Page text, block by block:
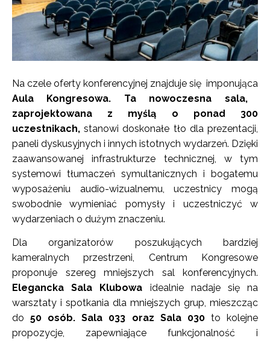
Na czele oferty konferencyjnej znajduje się imponująca
Aula Kongresowa. Ta nowoczesna sala,
zaprojektowana z myślą o ponad 300
uczestnikach,stanowi doskonałe tło dla prezentacji,
paneli dyskusyjnych i innych istotnych wydarzeń. Dzięki
zaawansowanej infrastrukturze technicznej, w tym
systemowi tłumaczeń symultanicznych i bogatemu
wyposażeniu audio-wizualnemu, uczestnicy mogą
swobodnie wymieniać pomysły i uczestniczyć w
wydarzeniach o dużym znaczeniu.
Dla organizatorów poszukujących bardziej
kameralnych przestrzeni, Centrum Kongresowe
proponuje szereg mniejszych sal konferencyjnych.
Elegancka Sala Klubowa idealnie nadaje się na
warsztaty i spotkania dla mniejszych grup, mieszcząc
do50 osób. Sala 033 oraz Sala 030to kolejne
propozycje, zapewniające funkcjonalność i